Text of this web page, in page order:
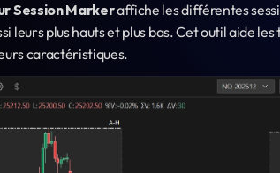
Session Marker affiche les différentes
leurs plus hauts et plus bas. Cet outil aide
caractéristiques.